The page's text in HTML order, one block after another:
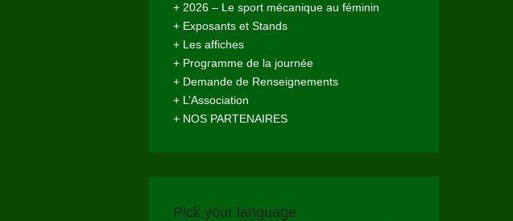
+ 2026 – Le sport mécanique au féminin
+ Exposants et Stands
+ Les affiches
+ Programme de la journée
+ Demande de Renseignements
+ L’Association
+ NOS PARTENAIRES
Pick your language